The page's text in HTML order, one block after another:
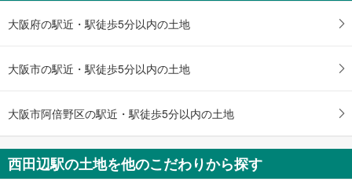
大阪府の駅近・駅徒歩5分以内の土地
大阪市の駅近・駅徒歩5分以内の土地
大阪市阿倍野区の駅近・駅徒歩5分以内の土地
西田辺駅の土地を他のこだわりから探す